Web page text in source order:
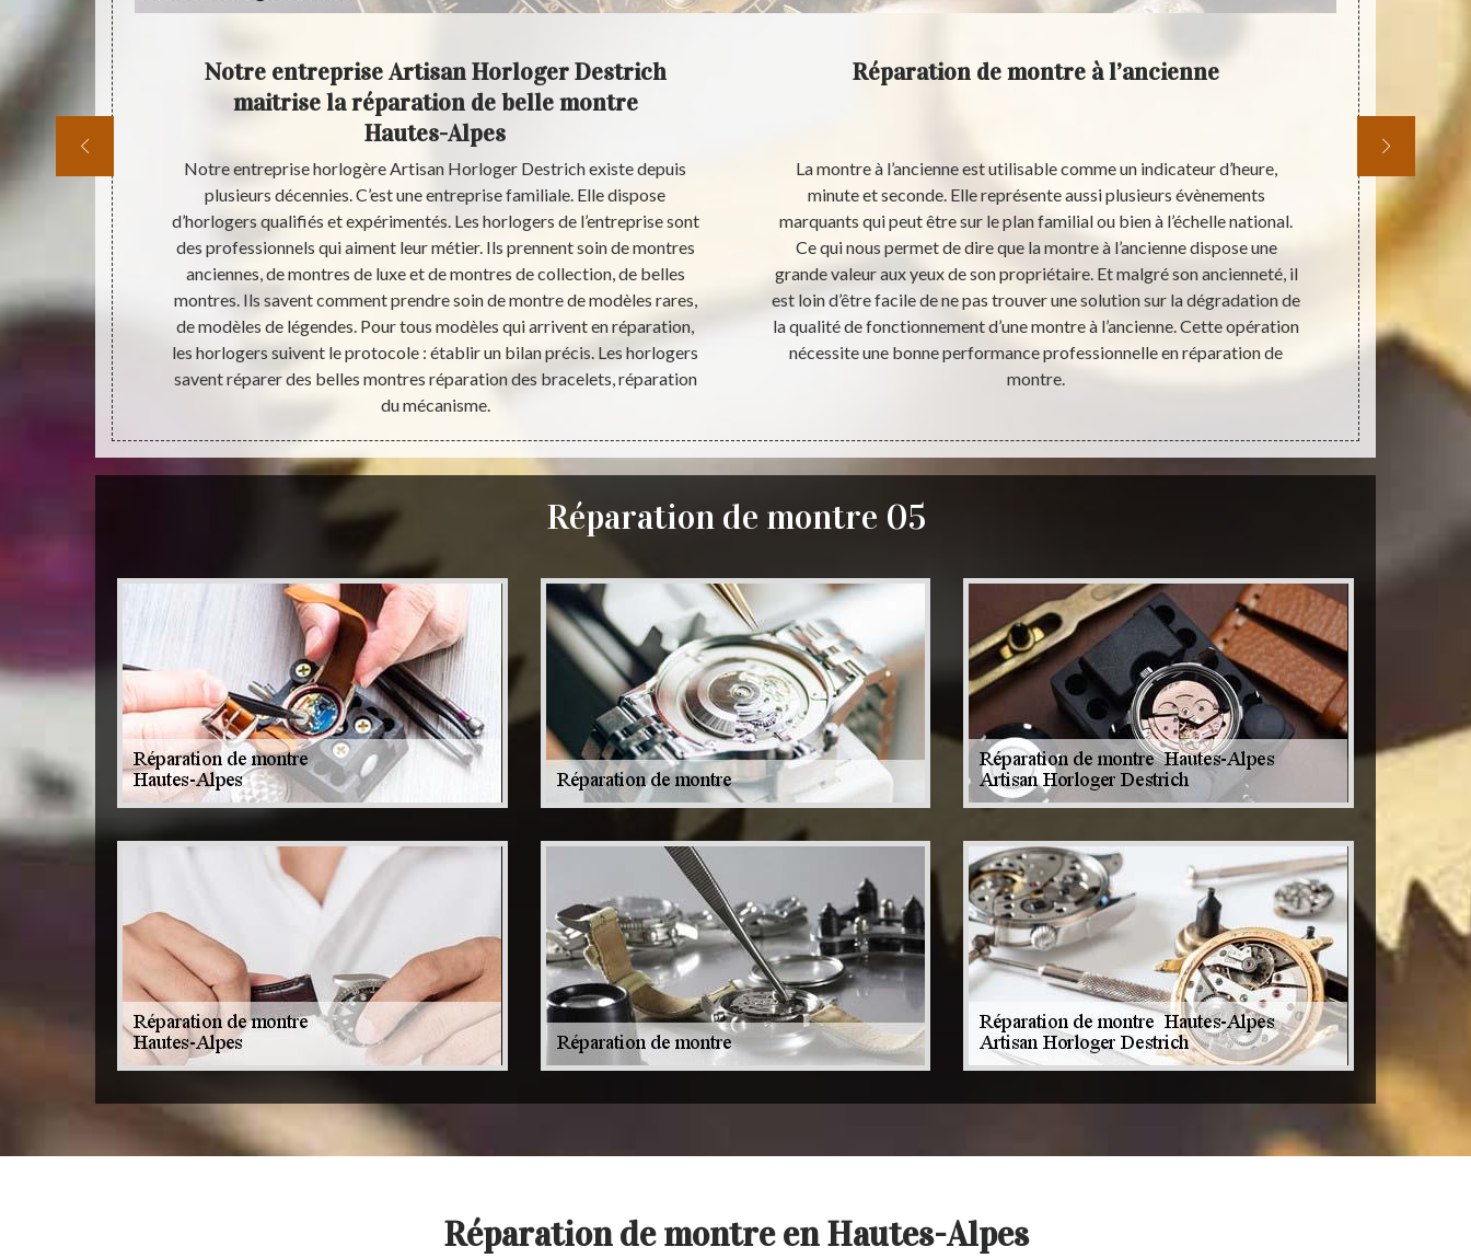
fiable
au bon
par votre
Notre entreprise Artisan Horloger Destrich
maitrise la réparation de belle montre
Hautes-Alpes
Notre entreprise horlogère Artisan Horloger Destrich existe depuis
plusieurs décennies. C’est une entreprise familiale. Elle dispose
d’horlogers qualifiés et expérimentés. Les horlogers de l’entreprise sont
des professionnels qui aiment leur métier. Ils prennent soin de montres
anciennes, de montres de luxe et de montres de collection, de belles
montres. Ils savent comment prendre soin de montre de modèles rares,
de modèles de légendes. Pour tous modèles qui arrivent en réparation,
les horlogers suivent le protocole : établir un bilan précis. Les horlogers
savent réparer des belles montres réparation des bracelets, réparation
du mécanisme.
Réparation de montre à l’ancienne
La montre à l’ancienne est utilisable comme un indicateur d’heure,
minute et seconde. Elle représente aussi plusieurs évènements
marquants qui peut être sur le plan familial ou bien à l’échelle national.
Ce qui nous permet de dire que la montre à l’ancienne dispose une
grande valeur aux yeux de son propriétaire. Et malgré son ancienneté, il
est loin d’être facile de ne pas trouver une solution sur la dégradation de
la qualité de fonctionnement d’une montre à l’ancienne. Cette opération
nécessite une bonne performance professionnelle en réparation de
montre.
montre
pensez à
grande
meilleure
forme de
Réparation de montre 05
Réparation de montre en Hautes-Alpes